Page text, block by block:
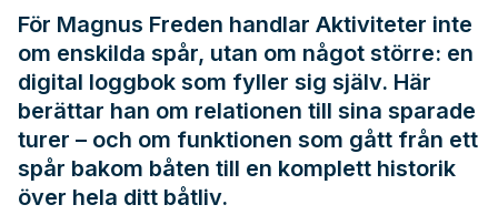
För Magnus Freden handlar Aktiviteter inte
om enskilda spår, utan om något större: en
digital loggbok som fyller sig själv. Här
berättar han om relationen till sina sparade
turer – och om funktionen som gått från ett
spår bakom båten till en komplett historik
över hela ditt båtliv.